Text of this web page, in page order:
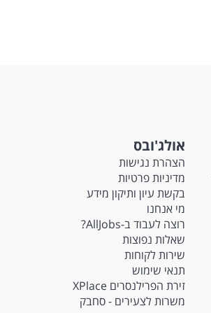
אולג'ובס
הצהרת נגישות
מדיניות פרטיות
בקשת עיון ותיקון מידע
מי אנחנו
רוצה לעבוד ב-AllJobs?
שאלות נפוצות
שירות לקוחות
תנאי שימוש
זירת הפרילנסרים XPlace
משרות לצעירים - סחבק